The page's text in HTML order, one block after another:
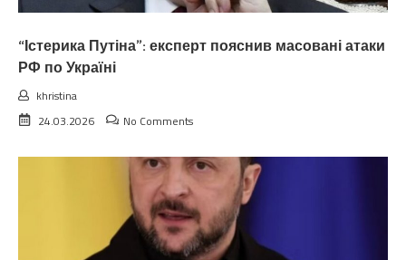
“Істерика Путіна”: експерт пояснив масовані атаки
РФ по Україні
khristina
24.03.2026
No Comments